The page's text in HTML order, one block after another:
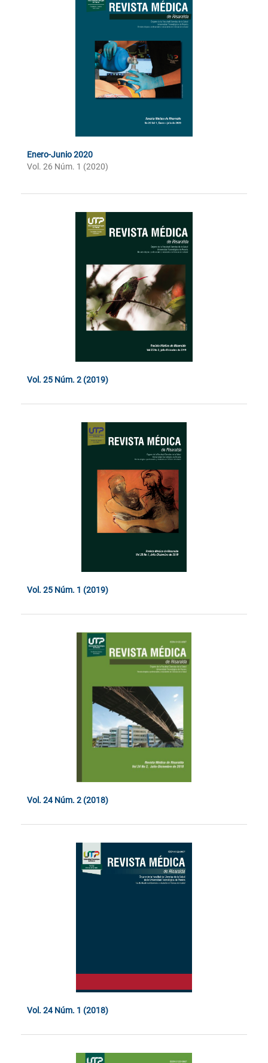
Enero-Junio 2020
Vol. 26 Núm. 1 (2020)
Vol. 25 Núm. 2 (2019)
Vol. 25 Núm. 1 (2019)
Vol. 24 Núm. 2 (2018)
Vol. 24 Núm. 1 (2018)